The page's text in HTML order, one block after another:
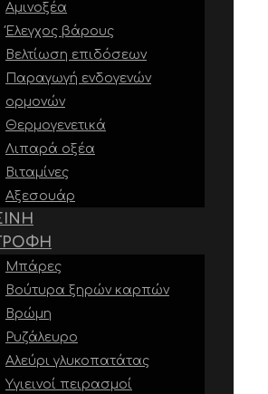
Αμινοξέα
Έλεγχος βάρους
Βελτίωση επιδόσεων
Παραγωγή ενδογενών
ορμονών
Θερμογενετικά
Λιπαρά οξέα
Βιταμίνες
Αξεσουάρ
Μπάρες
Βούτυρα ξηρών καρπών
Βρώμη
Ρυζάλευρο
Αλεύρι γλυκοπατάτας
Υγιεινοί πειρασμοί